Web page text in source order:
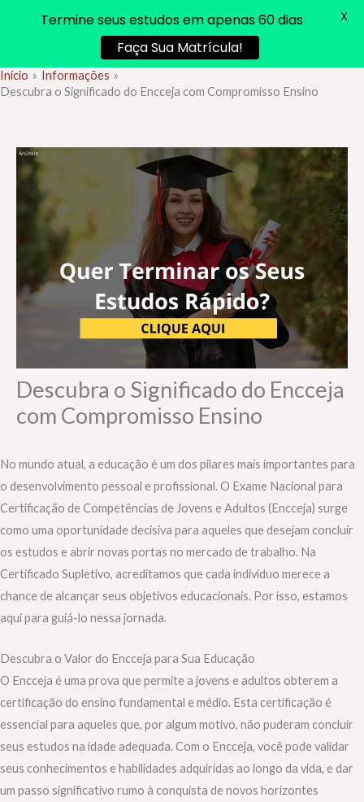
Ir
para
Início
Informações
Descubra o Significado do Encceja com Compromisso Ensino
Descubra o Significado do Encceja
com Compromisso Ensino
No mundo atual, a educação é um dos pilares mais importantes para
o desenvolvimento pessoal e profissional. O Exame Nacional para
Certificação de Competências de Jovens e Adultos (Encceja) surge
como uma oportunidade decisiva para aqueles que desejam concluir
os estudos e abrir novas portas no mercado de trabalho. Na
Certificado Supletivo, acreditamos que cada indivíduo merece a
chance de alcançar seus objetivos educacionais. Por isso, estamos
aqui para guiá-lo nessa jornada.
Descubra o Valor do Encceja para Sua Educação
O Encceja é uma prova que permite a jovens e adultos obterem a
certificação do ensino fundamental e médio. Esta certificação é
essencial para aqueles que, por algum motivo, não puderam concluir
seus estudos na idade adequada. Com o Encceja, você pode validar
seus conhecimentos e habilidades adquiridas ao longo da vida, e dar
um passo significativo rumo à conquista de novos horizontes
Termine seus estudos em apenas 60 dias
Faça Sua Matrícula!
X